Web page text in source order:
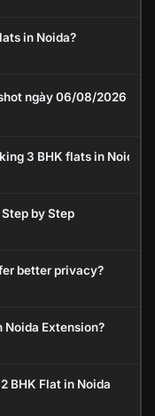
in Noida?
ngày 06/08/2026
3 BHK flats in Noida?
by Step
better privacy?
Noida Extension?
BHK Flat in Noida